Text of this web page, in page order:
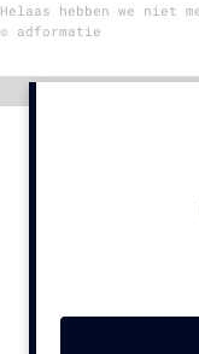
Events
Helaas hebben we niet
© adformatie